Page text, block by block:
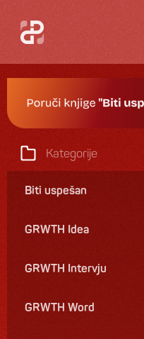
O meni
Blog
Knjige
Kontakt
Kategorije
Biti uspešan
GRWTH Idea
GRWTH Intervju
GRWTH Word